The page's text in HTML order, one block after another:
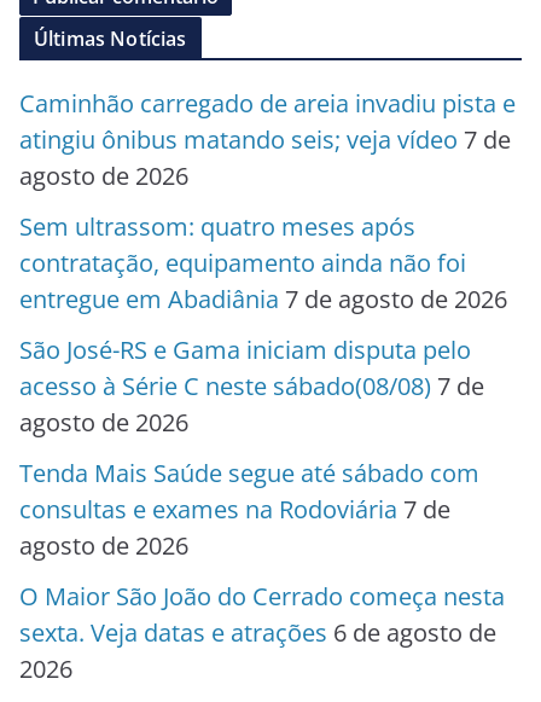
Últimas Notícias
Caminhão carregado de areia invadiu pista e
atingiu ônibus matando seis; veja vídeo 7 de
agosto de 2026
Sem ultrassom: quatro meses após
contratação, equipamento ainda não foi
entregue em Abadiânia 7 de agosto de 2026
São José-RS e Gama iniciam disputa pelo
acesso à Série C neste sábado(08/08) 7 de
agosto de 2026
Tenda Mais Saúde segue até sábado com
consultas e exames na Rodoviária 7 de
agosto de 2026
O Maior São João do Cerrado começa nesta
sexta. Veja datas e atrações 6 de agosto de
2026